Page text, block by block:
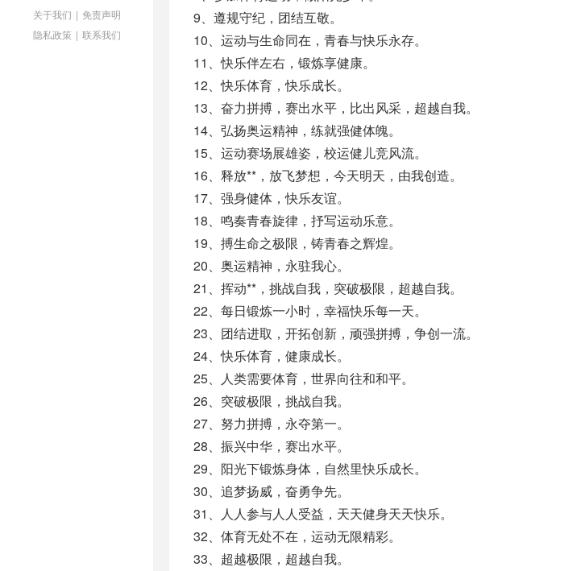
关于我们 | 免责声明
隐私政策 | 联系我们
9、遵规守纪，团结互敬。
10、运动与生命同在，青春与快乐永存。
11、快乐伴左右，锻炼享健康。
12、快乐体育，快乐成长。
13、奋力拼搏，赛出水平，比出风采，超越自我。
14、弘扬奥运精神，练就强健体魄。
15、运动赛场展雄姿，校运健儿竞风流。
16、释放**，放飞梦想，今天明天，由我创造。
17、强身健体，快乐友谊。
18、鸣奏青春旋律，抒写运动乐意。
19、搏生命之极限，铸青春之辉煌。
20、奥运精神，永驻我心。
21、挥动**，挑战自我，突破极限，超越自我。
22、每日锻炼一小时，幸福快乐每一天。
23、团结进取，开拓创新，顽强拼搏，争创一流。
24、快乐体育，健康成长。
25、人类需要体育，世界向往和和平。
26、突破极限，挑战自我。
27、努力拼搏，永夺第一。
28、振兴中华，赛出水平。
29、阳光下锻炼身体，自然里快乐成长。
30、追梦扬威，奋勇争先。
31、人人参与人人受益，天天健身天天快乐。
32、体育无处不在，运动无限精彩。
33、超越极限，超越自我。